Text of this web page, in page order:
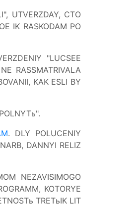
UTVERZDAY, CTO
IK RASKODAM PO
"LUCSEE
RASSMATRIVALA
KAK ESLI BY
. DLY POLUCENIY
DANNYI RELIZ
NEZAVISIMOGO
KOTORYE
TRETьIK LIT